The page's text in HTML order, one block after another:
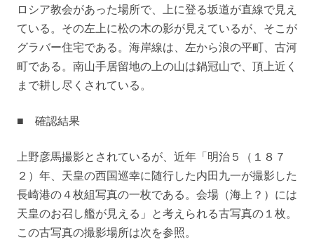
ロシア教会があった場所で、上に登る坂道が直線で見え
ている。その左上に松の木の影が見えているが、そこが
グラバー住宅である。海岸線は、左から浪の平町、古河
町である。南山手居留地の上の山は鍋冠山で、頂上近く
まで耕し尽くされている。
■ 確認結果
上野彦馬撮影とされているが、近年「明治５（１８７
２）年、天皇の西国巡幸に随行した内田九一が撮影した
長崎港の４枚組写真の一枚である。会場（海上？）には
天皇のお召し艦が見える」と考えられる古写真の１枚。
この古写真の撮影場所は次を参照。